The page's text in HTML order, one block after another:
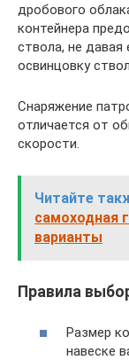
дробового
контейнера
ствола, не
освинцовку
Снаряжение
отличается от
скорости.
Читайте
самоходная
варианты
Правила
Размер
навеске